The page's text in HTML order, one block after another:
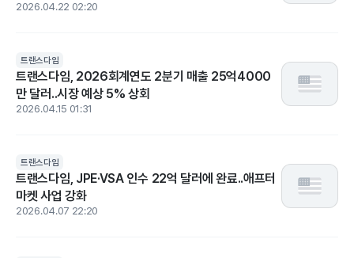
2026.04.22 02:20
트랜스다임
트랜스다임, 2026회계연도 2분기 매출 25억4000
만 달러..시장 예상 5% 상회
2026.04.15 01:31
트랜스다임
트랜스다임, JPE·VSA 인수 22억 달러에 완료..애프터
마켓 사업 강화
2026.04.07 22:20